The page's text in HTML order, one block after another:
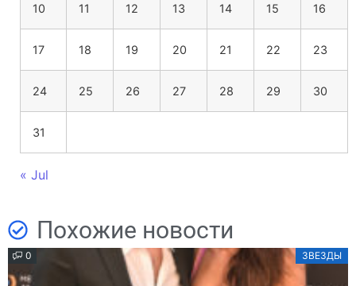
10 11 12 13 14 15 16
17 18 19 20 21 22 23
24 25 26 27 28 29 30
31
« Jul
Похожие новости
0 ЗВЕЗДЫ